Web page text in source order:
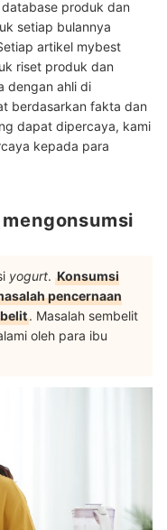
produk dan
setiap bulannya
artikel mybest
riset produk dan
dengan ahli di
berdasarkan fakta dan
dapat dipercaya, kami
kepada para
yogurt. Konsumsi
pencernaan
. Masalah sembelit
oleh para ibu